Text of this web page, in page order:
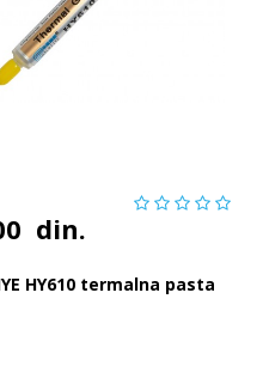
din.
HY610 termalna pasta